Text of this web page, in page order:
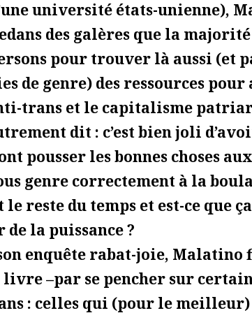
université états-unienne),
des galères que la
pour trouver là aussi (et
de genre) des ressources
trans et le capitalisme
dit : c’est bien joli
pousser les bonnes choses
genre correctement à la
le reste du temps et est-ce que
de la puissance ?
enquête rabat-joie,
–par se pencher sur
: celles qui (pour le